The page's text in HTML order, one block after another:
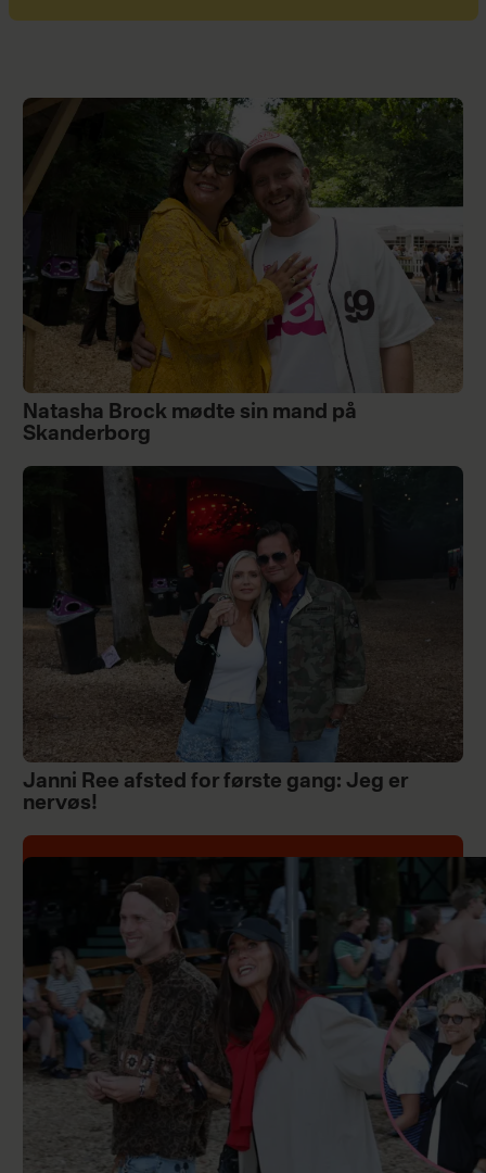
Natasha Brock mødte sin mand på
Skanderborg
Janni Ree afsted for første gang: Jeg er
nervøs!